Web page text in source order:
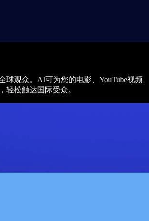
球观众。AI可为您的电影、YouTube视频
轻松触达国际受众。